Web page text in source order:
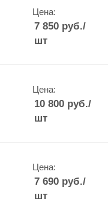
Цена:
7 850руб./
шт
Цена:
10 800руб./
шт
Цена:
7 690руб./
шт